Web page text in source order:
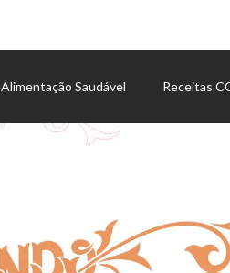
Alimentação Saudável Receitas